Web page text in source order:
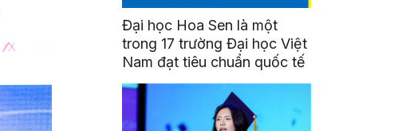
Đại học Hoa Sen là một
trong 17 trường Đại học Việt
Nam đạt tiêu chuẩn quốc tế